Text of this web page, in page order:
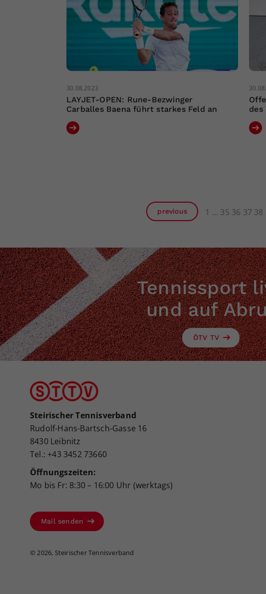
30.08.2023
LAYJET-OPEN: Rune-Bezwinger
Carballes Baena führt starkes Feld an
des
previous 1 35 36 37 38
Tennissport
und auf
ÖTV TV
Steirischer Tennisverband
Rudolf-Hans-Bartsch-Gasse 16
8430 Leibnitz
Tel.: +43 3452 73660
Öffnungszeiten:
Mo bis Fr: 8:30 – 16:00 Uhr (werktags)
Mail senden
©2026, Steirischer Tennisverband